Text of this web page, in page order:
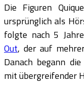
Die Figuren
ursprünglich als
folgte nach 5
Out, der auf
Danach begann
mit übergreifender